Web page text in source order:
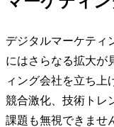
デジタルマーケティ
にはさらなる拡大が
ィング会社を立ち上
競合激化、技術トレ
課題も無視できませ